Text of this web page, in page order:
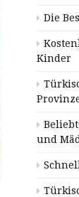
Die
Kinder
und